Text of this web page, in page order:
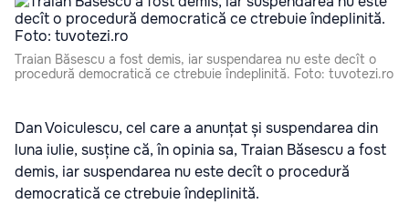
Traian Băsescu a fost demis, iar suspendarea nu este decît o
procedură democratică ce ctrebuie îndeplinită. Foto: tuvotezi.ro
Dan Voiculescu, cel care a anunțat și suspendarea din
luna iulie, susține că, în opinia sa, Traian Băsescu a fost
demis, iar suspendarea nu este decît o procedură
democratică ce ctrebuie îndeplinită.